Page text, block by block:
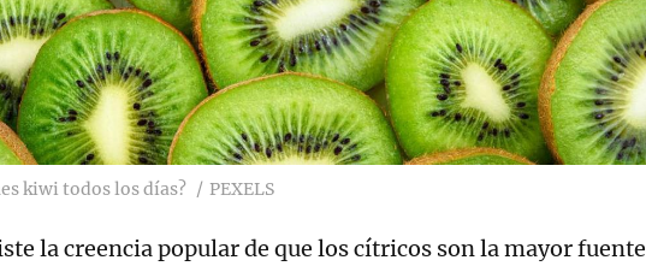
kiwi todos los días? PEXELS
la creencia popular de que los cítricos son la mayor fuente